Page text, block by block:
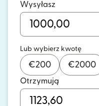
Wysyłasz
Lub wybierz kwotę
€200 €2000
Otrzymują